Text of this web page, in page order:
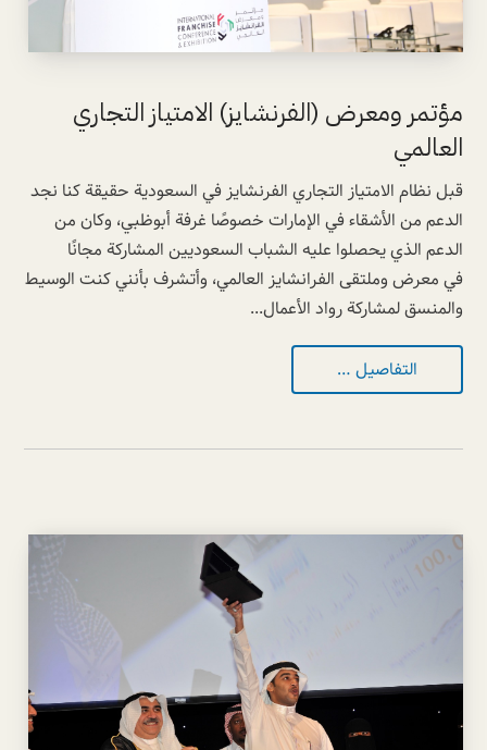
مؤتمر ومعرض (الفرنشايز) الامتياز التجاري
العالمي
قبل نظام الامتياز التجاري الفرنشايز في السعودية حقيقة كنا نجد
الدعم من الأشقاء في الإمارات خصوصًا غرفة أبوظبي، وكان من
الدعم الذي يحصلوا عليه الشباب السعوديين المشاركة مجانًا
في معرض وملتقى الفرانشايز العالمي، وأتشرف بأنني كنت الوسيط
والمنسق لمشاركة رواد الأعمال...
التفاصيل …